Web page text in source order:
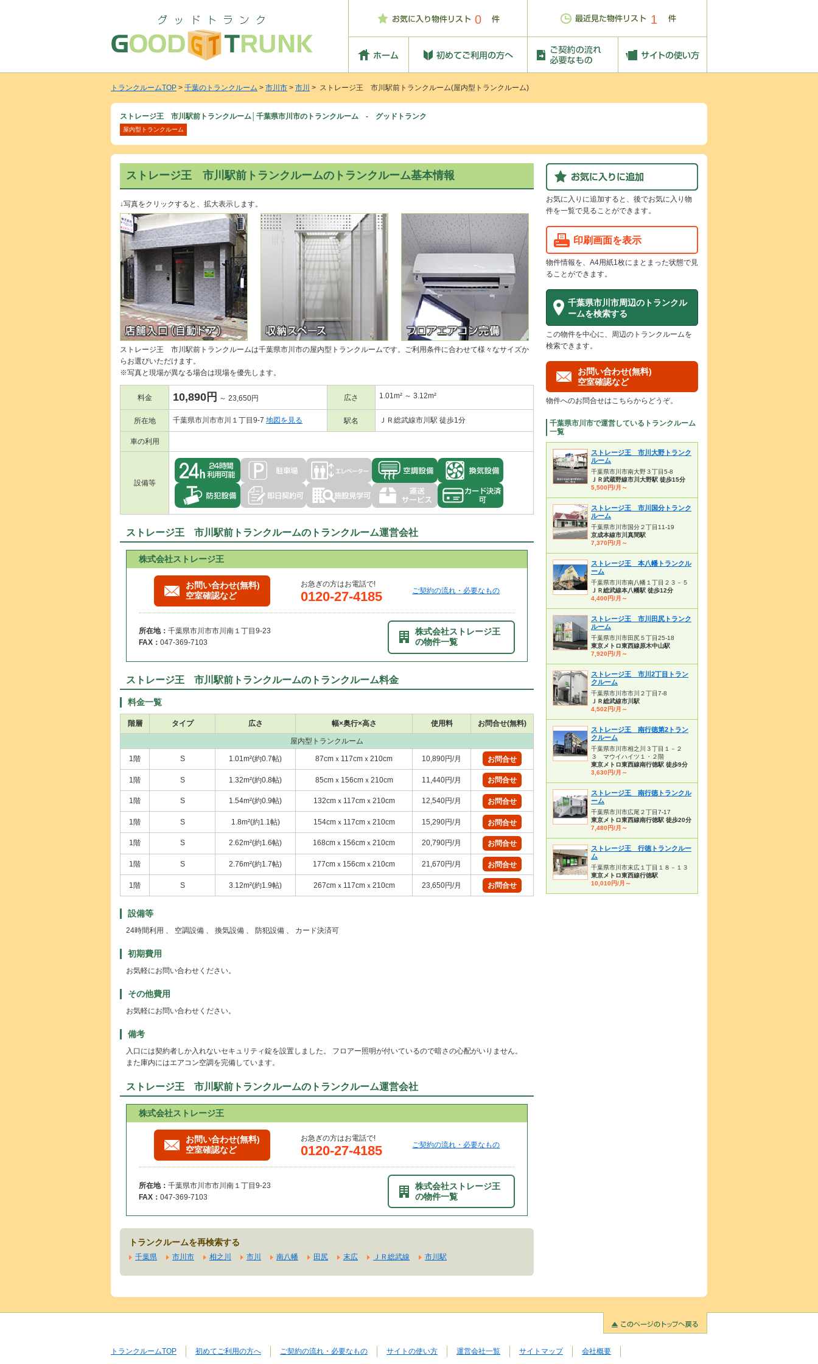
0 1
トランクルームTOP > 千葉のトランクルーム > 市川市 > 市川 > ストレージ王 市川駅前トランクルーム(屋内型トランクルーム)
ストレージ王 市川駅前トランクルーム│千葉県市川市のトランクルーム - グッドトランク
屋内型トランクルーム
ストレージ王 市川駅前トランクルームのトランクルーム基本情報
↓写真をクリックすると、拡大表示します。
ストレージ王 市川駅前トランクルームは千葉県市川市の屋内型トランクルームです。ご利用条件に合わせて様々なサイズか
らお選びいただけます。
※写真と現場が異なる場合は現場を優先します。
料金 10,890円 ～ 23,650円 広さ 1.01m² ～ 3.12m²
所在地 千葉県市川市市川１丁目9-7 地図を見る 駅名 ＪＲ総武線市川駅 徒歩1分
車の利用
設備等
ストレージ王 市川駅前トランクルームのトランクルーム運営会社
株式会社ストレージ王
お問い合わせ(無料)
空室確認など
お急ぎの方はお電話で!
0120-27-4185 ご契約の流れ・必要なもの
所在地： 千葉県市川市市川南１丁目9-23
FAX： 047-369-7103
株式会社ストレージ王
の物件一覧
ストレージ王 市川駅前トランクルームのトランクルーム料金
料金一覧
階層 タイプ 広さ 幅×奥行×高さ 使用料 お問合せ(無料)
屋内型トランクルーム
1階 S 1.01m²(約0.7帖) 87cmｘ117cmｘ210cm 10,890円/月 お問合せ
1階 S 1.32m²(約0.8帖) 85cmｘ156cmｘ210cm 11,440円/月 お問合せ
1階 S 1.54m²(約0.9帖) 132cmｘ117cmｘ210cm 12,540円/月 お問合せ
1階 S 1.8m²(約1.1帖) 154cmｘ117cmｘ210cm 15,290円/月 お問合せ
1階 S 2.62m²(約1.6帖) 168cmｘ156cmｘ210cm 20,790円/月 お問合せ
1階 S 2.76m²(約1.7帖) 177cmｘ156cmｘ210cm 21,670円/月 お問合せ
1階 S 3.12m²(約1.9帖) 267cmｘ117cmｘ210cm 23,650円/月 お問合せ
設備等
24時間利用 、 空調設備 、 換気設備 、 防犯設備 、 カード決済可
初期費用
お気軽にお問い合わせください。
その他費用
お気軽にお問い合わせください。
備考
入口には契約者しか入れないセキュリティ錠を設置しました。 フロアー照明が付いているので暗さの心配がいりません。
また庫内にはエアコン空調を完備しています。
ストレージ王 市川駅前トランクルームのトランクルーム運営会社
株式会社ストレージ王
お問い合わせ(無料)
空室確認など
お急ぎの方はお電話で!
0120-27-4185 ご契約の流れ・必要なもの
所在地： 千葉県市川市市川南１丁目9-23
FAX： 047-369-7103
株式会社ストレージ王
の物件一覧
トランクルームを再検索する
千葉県 市川市 相之川 市川 南八幡 田尻 末広 ＪＲ総武線 市川駅
お気に入りに追加すると、後でお気に入り物
件を一覧で見ることができます。
印刷画面を表示
物件情報を、A4用紙1枚にまとまった状態で見
ることができます。
千葉県市川市周辺のトランクル
ームを検索する
この物件を中心に、周辺のトランクルームを
検索できます。
お問い合わせ(無料)
空室確認など
物件へのお問合せはこちらからどうぞ。
千葉県市川市で運営しているトランクルーム
一覧
ストレージ王 市川大野トランク
ルーム
千葉県市川市南大野３丁目5-8
ＪＲ武蔵野線市川大野駅 徒歩15分
5,500円/月～
ストレージ王 市川国分トランク
ルーム
千葉県市川市国分２丁目11-19
京成本線市川真間駅
7,370円/月～
ストレージ王 本八幡トランクル
ーム
千葉県市川市南八幡１丁目２３－５
ＪＲ総武線本八幡駅 徒歩12分
4,400円/月～
ストレージ王 市川田尻トランク
ルーム
千葉県市川市田尻５丁目25-18
東京メトロ東西線原木中山駅
7,920円/月～
ストレージ王 市川2丁目トラン
クルーム
千葉県市川市市川２丁目7-8
ＪＲ総武線市川駅
4,502円/月～
ストレージ王 南行徳第2トラン
クルーム
千葉県市川市相之川３丁目１－２
３ マウイハイツ１・２階
東京メトロ東西線南行徳駅 徒歩9分
3,630円/月～
ストレージ王 南行徳トランクル
ーム
千葉県市川市広尾２丁目7-17
東京メトロ東西線南行徳駅 徒歩20分
7,480円/月～
ストレージ王 行徳トランクルー
ム
千葉県市川市末広１丁目１８－１３
東京メトロ東西線行徳駅
10,010円/月～
トランクルームTOP 初めてご利用の方へ ご契約の流れ・必要なもの サイトの使い方 運営会社一覧 サイトマップ 会社概要